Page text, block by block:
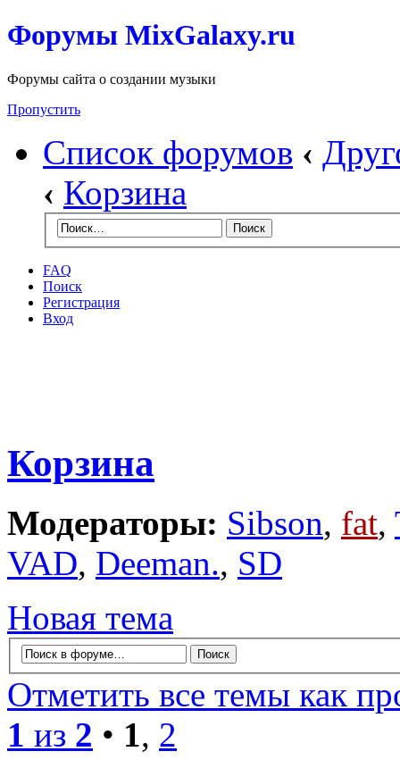
Форумы MixGalaxy.ru
Форумы сайта о создании музыки
Пропустить
Список форумов ‹
‹ Корзина
FAQ
Поиск
Регистрация
Вход
Корзина
Модераторы: Sibson, fat,
VAD, Deeman., SD
Новая тема
Отметить все темы как
1 из 2 • 1, 2